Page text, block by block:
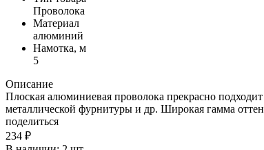
Проволока
Материал
алюминий
Намотка, м
5
Описание
Плоская алюминиевая проволока прекрасно
металлической фурнитуры и др. Широкая гамма
поделиться
234 ₽